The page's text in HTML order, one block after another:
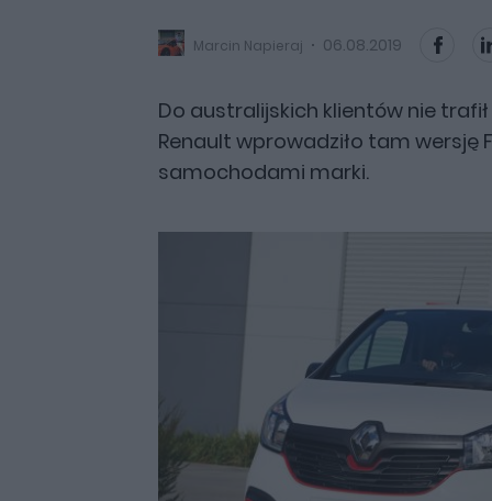
Marcin Napieraj 06.08.2019
Do australijskich klientów nie
Renault wprowadziło tam
samochodami marki.